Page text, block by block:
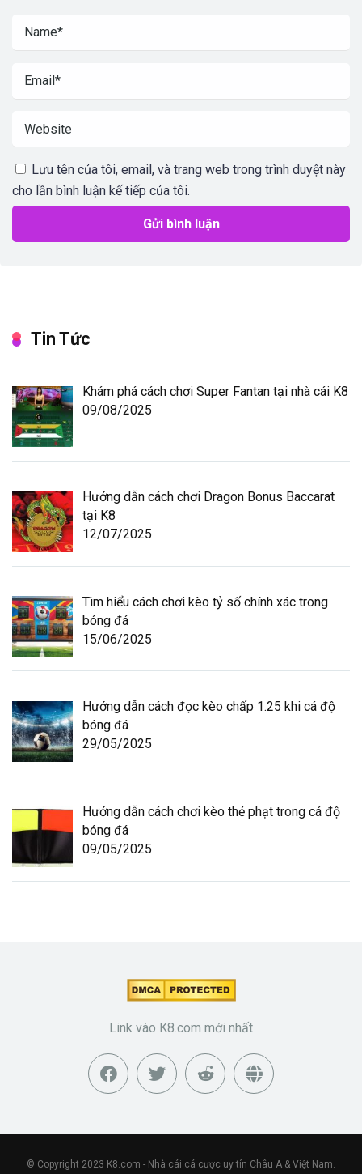
Lưu tên của tôi, email, và trang web trong trình duyệt này
cho lần bình luận kế tiếp của tôi.
Tin Tức
Khám phá cách chơi Super Fantan tại nhà cái K8
09/08/2025
Hướng dẫn cách chơi Dragon Bonus Baccarat
tại K8
12/07/2025
Tìm hiểu cách chơi kèo tỷ số chính xác trong
bóng đá
15/06/2025
Hướng dẫn cách đọc kèo chấp 1.25 khi cá độ
bóng đá
29/05/2025
Hướng dẫn cách chơi kèo thẻ phạt trong cá độ
bóng đá
09/05/2025
Link vào K8.com mới nhất
© Copyright 2023 K8.com - Nhà cái cá cược uy tín Châu Á & Việt Nam.